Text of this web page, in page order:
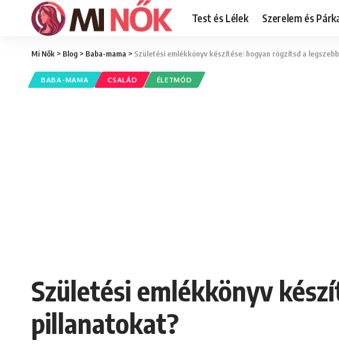
Test és Lélek Szerelem és
Mi Nők > Blog > Baba-mama > Születési emlékkönyv készítése: hogyan rögzítsd a
BABA-MAMA CSALÁD ÉLETMÓD
Születési emlékkönyv
pillanatokat?